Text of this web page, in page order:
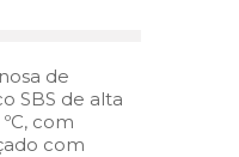
de
SBS de alta
com
com